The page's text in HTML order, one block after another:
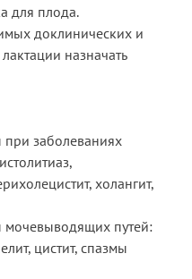
для плода.
доклинических и
назначать
при заболеваниях
холангит,
мочевыводящих путей:
цистит, спазмы